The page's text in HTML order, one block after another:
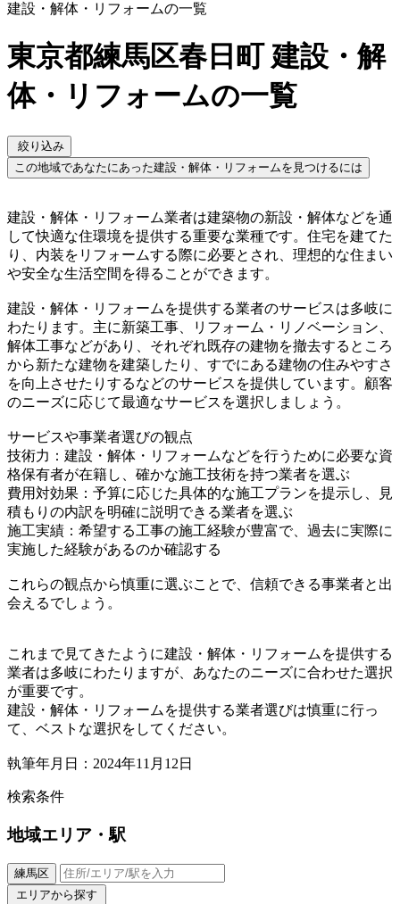
建設・解体・リフォームの一覧
東京都練馬区春日町 建設・解
体・リフォームの一覧
絞り込み
この地域であなたにあった建設・解体・リフォームを見つけるには
建設・解体・リフォーム業者は建築物の新設・解体などを通
して快適な住環境を提供する重要な業種です。住宅を建てた
り、内装をリフォームする際に必要とされ、理想的な住まい
や安全な生活空間を得ることができます。
建設・解体・リフォームを提供する業者のサービスは多岐に
わたります。主に新築工事、リフォーム・リノベーション、
解体工事などがあり、それぞれ既存の建物を撤去するところ
から新たな建物を建築したり、すでにある建物の住みやすさ
を向上させたりするなどのサービスを提供しています。顧客
のニーズに応じて最適なサービスを選択しましょう。
サービスや事業者選びの観点
技術力：建設・解体・リフォームなどを行うために必要な資
格保有者が在籍し、確かな施工技術を持つ業者を選ぶ
費用対効果：予算に応じた具体的な施工プランを提示し、見
積もりの内訳を明確に説明できる業者を選ぶ
施工実績：希望する工事の施工経験が豊富で、過去に実際に
実施した経験があるのか確認する
これらの観点から慎重に選ぶことで、信頼できる事業者と出
会えるでしょう。
これまで見てきたように建設・解体・リフォームを提供する
業者は多岐にわたりますが、あなたのニーズに合わせた選択
が重要です。
建設・解体・リフォームを提供する業者選びは慎重に行っ
て、ベストな選択をしてください。
執筆年月日：2024年11月12日
検索条件
地域エリア・駅
練馬区
エリアから探す